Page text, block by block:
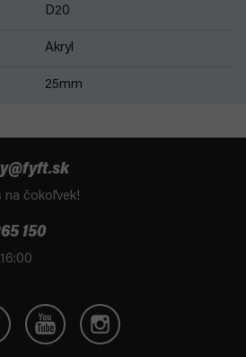
D20
Akryl
25mm
na čokoľvek!
150